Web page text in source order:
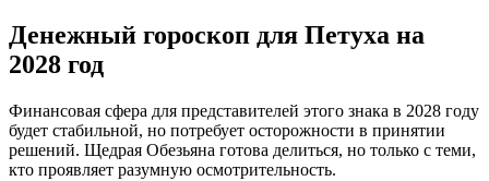
Денежный гороскоп для Петуха на
2028 год
Финансовая сфера для представителей этого знака в 2028 году
будет стабильной, но потребует осторожности в принятии
решений. Щедрая Обезьяна готова делиться, но только с теми,
кто проявляет разумную осмотрительность.